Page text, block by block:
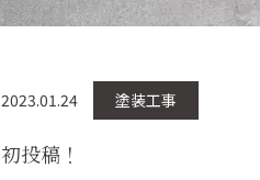
2023.01.24 塗装工事
初投稿！